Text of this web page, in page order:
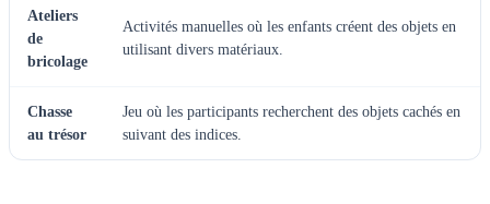
Ateliers
de
bricolage
Activités manuelles où les enfants créent des objets en
utilisant divers matériaux.
Chasse
au trésor
Jeu où les participants recherchent des objets cachés en
suivant des indices.